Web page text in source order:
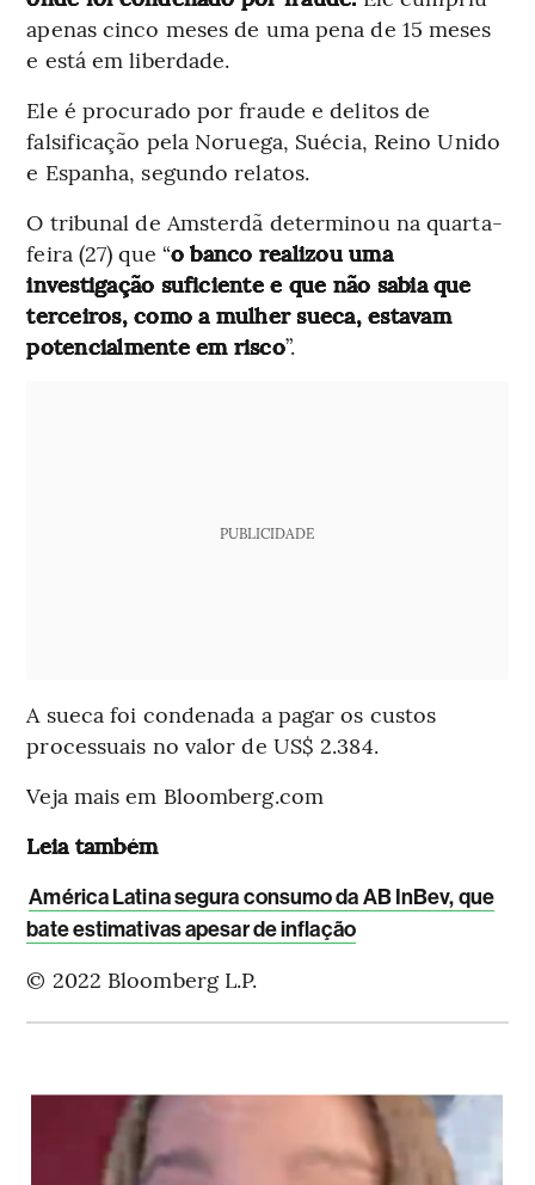
apenas cinco meses de uma pena de 15 meses
e está em liberdade.
Ele é procurado por fraude e delitos de
falsificação pela Noruega, Suécia, Reino Unido
e Espanha, segundo relatos.
O tribunal de Amsterdã determinou na quarta-
feira (27) que “o banco realizou uma
investigação suficiente e que não sabia que
terceiros, como a mulher sueca, estavam
potencialmente em risco”.
PUBLICIDADE
A sueca foi condenada a pagar os custos
processuais no valor de US$ 2.384.
Veja mais em Bloomberg.com
Leia também
América Latina segura consumo da AB InBev, que
bate estimativas apesar de inflação
© 2022 Bloomberg L.P.